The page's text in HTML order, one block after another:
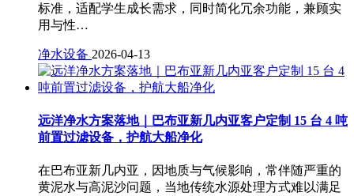
标准，适配学生成长需求，同时简化冗余功能，兼顾实
用与性…
净水设备 2026-04-13
远洋净水方案落地｜巴布亚新几内亚客户定制 15 台 4 吨
前置过滤设备，护航大船净化
在巴布亚新几内亚，因地质与气候影响，常伴随严重的
黄泥水与高泥沙问题，当地传统水源处理方式难以满足